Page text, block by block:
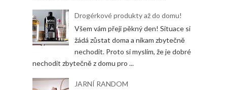
Drogérkové produkty až do domu!
Všem vám přeji pěkný den! Situace si
žádá zůstat doma a nikam zbytečně
nechodit. Proto si myslím, že je dobré
nechodit zbytečně z domu pro ...
JARNÍ RANDOM